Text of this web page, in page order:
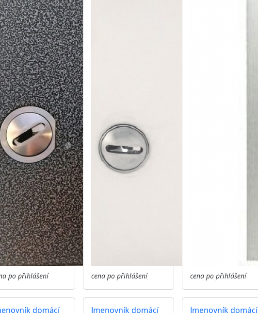
po přihlášení cena po přihlášení cena po přihlášení
domácí
Jmenovník domácí
Jmenovník domácí